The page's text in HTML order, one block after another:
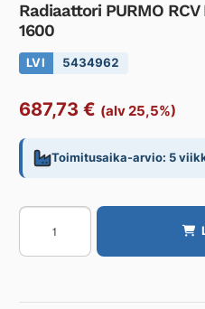
Radiaattori PURMO
1600
LVI 5434962
687,73 € (alv 25,5%)
Toimitusaika-arvio: 5
Radiaattori
PURMO
RCV
Ventil